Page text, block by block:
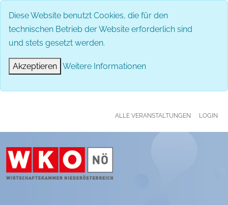
Diese Website benutzt Cookies, die für den
technischen Betrieb der Website erforderlich sind
und stets gesetzt werden.
Akzeptieren Weitere Informationen
ALLE VERANSTALTUNGEN LOGIN
MENÜ